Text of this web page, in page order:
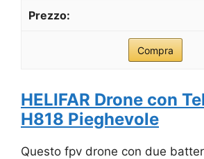
Compra
HELIFAR Drone con
H818 Pieghevole
Questo fpv drone con due